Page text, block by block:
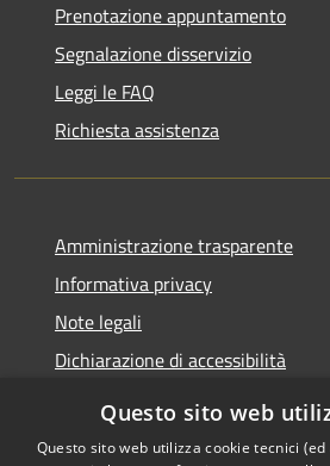
Prenotazione appuntamento
Segnalazione disservizio
Leggi le FAQ
Richiesta assistenza
Amministrazione trasparente
Informativa privacy
Note legali
Dichiarazione di accessibilità
Questo sito web
Questo sito web utilizza cookie tecnici